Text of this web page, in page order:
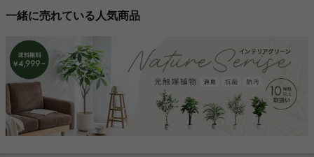
一緒に売れている人気商品